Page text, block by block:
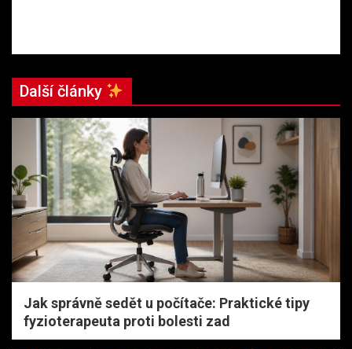
Další články
Jak správně sedět u počítače: Praktické tipy
fyzioterapeuta proti bolesti zad